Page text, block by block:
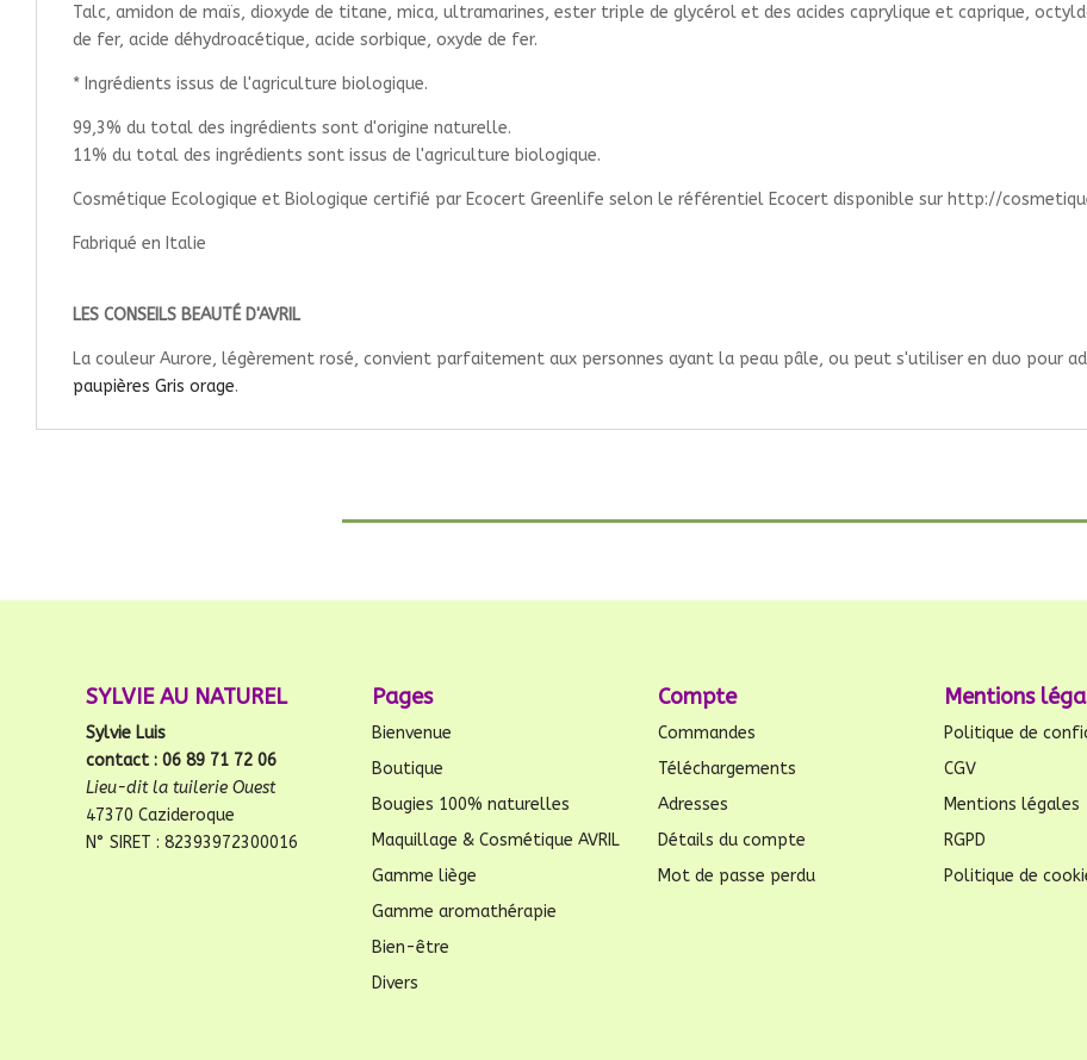
Talc, amidon de maïs, dioxyde de titane, mica, ultramarines, ester triple de glycérol et des acides caprylique et caprique,
de fer, acide déhydroacétique, acide sorbique, oxyde de fer.
* Ingrédients issus de l'agriculture biologique.
99,3% du total des ingrédients sont d'origine naturelle.
11% du total des ingrédients sont issus de l'agriculture biologique.
Cosmétique Ecologique et Biologique certifié par Ecocert Greenlife selon le référentiel Ecocert disponible sur http://
Fabriqué en Italie
LES CONSEILS BEAUTÉ D'AVRIL
La couleur Aurore, légèrement rosé, convient parfaitement aux personnes ayant la peau pâle, ou peut s'utiliser en duo pour
paupières Gris orage.
SYLVIE AU NATUREL
Sylvie Luis
contact : 06 89 71 72 06
Lieu-dit la tuilerie Ouest
47370 Cazideroque
N° SIRET : 82393972300016
Pages
Bienvenue
Boutique
Bougies 100% naturelles
Maquillage & Cosmétique AVRIL
Gamme liège
Gamme aromathérapie
Bien-être
Divers
Compte
Commandes
Téléchargements
Adresses
Détails du compte
Mot de passe perdu
Mentions
Politique de
CGV
Mentions légales
RGPD
Politique de